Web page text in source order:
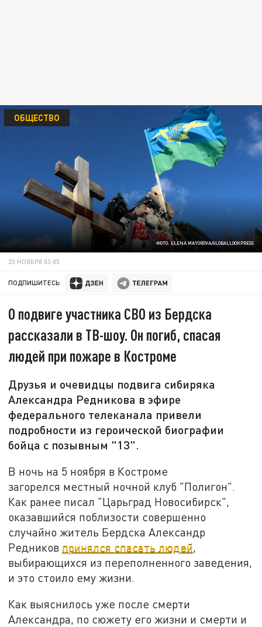
ФОТО: ELENA MAYOROVA/GLOBALLOOKPRESS
ОБЩЕСТВО
23 НОЯБРЯ 03:05
ПОДПИШИТЕСЬ:
О подвиге участника СВО из Бердска
рассказали в ТВ-шоу. Он погиб, спасая
людей при пожаре в Костроме
Друзья и очевидцы подвига сибиряка
Александра Редникова в эфире
федерального телеканала привели
подробности из героической биографии
бойца с позывным "13".
В ночь на 5 ноября в Костроме
загорелся местный ночной клуб "Полигон".
Как ранее писал "Царьград Новосибирск",
оказавшийся поблизости совершенно
случайно житель Бердска Александр
Редников принялся спасать людей,
выбирающихся из переполненного заведения,
и это стоило ему жизни.
Как выяснилось уже после смерти
Александра, по сюжету его жизни и смерти и